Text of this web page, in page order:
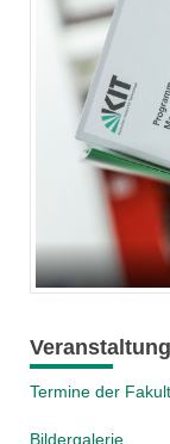
Termine der
Bildergalerie